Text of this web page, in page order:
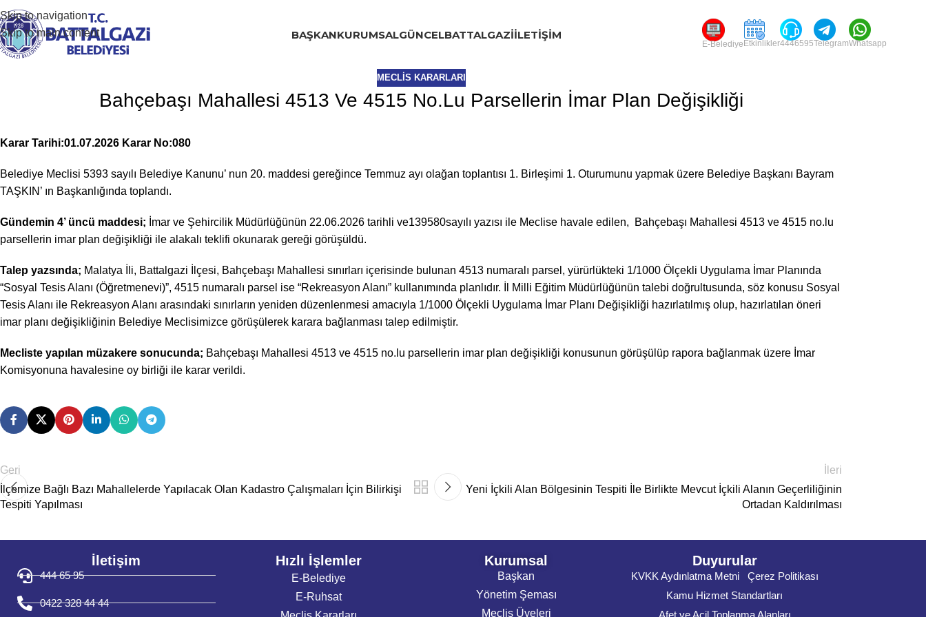
Skip to navigation
Skip to main content
BAŞKANKURUMSALGÜNCELBATTALGAZIİLETIŞIM
E-Belediye Etkinlikler4446595TelegramWhatsapp
MECLIS KARARLARI
Bahçebaşı Mahallesi 4513 Ve 4515 No.Lu Parsellerin İmar Plan Değişikliği
Karar Tarihi:01.07.2026 Karar No:080
Belediye Meclisi 5393 sayılı Belediye Kanunu’ nun 20. maddesi gereğince Temmuz ayı olağan toplantısı 1. Birleşimi 1. Oturumunu yapmak üzere Belediye Başkanı Bayram
TAŞKIN’ ın Başkanlığında toplandı.
Gündemin 4’ üncü maddesi; İmar ve Şehircilik Müdürlüğünün 22.06.2026 tarihli ve139580sayılı yazısı ile Meclise havale edilen, Bahçebaşı Mahallesi 4513 ve 4515 no.lu
parsellerin imar plan değişikliği ile alakalı teklifi okunarak gereği görüşüldü.
Talep yazsında; Malatya İli, Battalgazi İlçesi, Bahçebaşı Mahallesi sınırları içerisinde bulunan 4513 numaralı parsel, yürürlükteki 1/1000 Ölçekli Uygulama İmar Planında
“Sosyal Tesis Alanı (Öğretmenevi)”, 4515 numaralı parsel ise “Rekreasyon Alanı” kullanımında planlıdır. İl Milli Eğitim Müdürlüğünün talebi doğrultusunda, söz konusu Sosyal
Tesis Alanı ile Rekreasyon Alanı arasındaki sınırların yeniden düzenlenmesi amacıyla 1/1000 Ölçekli Uygulama İmar Planı Değişikliği hazırlatılmış olup, hazırlatılan öneri
imar planı değişikliğinin Belediye Meclisimizce görüşülerek karara bağlanması talep edilmiştir.
Mecliste yapılan müzakere sonucunda; Bahçebaşı Mahallesi 4513 ve 4515 no.lu parsellerin imar plan değişikliği konusunun görüşülüp rapora bağlanmak üzere İmar
Komisyonuna havalesine oy birliği ile karar verildi.
Geri
İlçemize Bağlı Bazı Mahallelerde Yapılacak Olan Kadastro Çalışmaları İçin Bilirkişi
Tespiti Yapılması
İleri
Yeni İçkili Alan Bölgesinin Tespiti İle Birlikte Mevcut İçkili Alanın Geçerliliğinin
Ortadan Kaldırılması
İletişim
444 65 95
0422 328 44 44
Hızlı İşlemler
E-Belediye
E-Ruhsat
Kurumsal
Başkan
Yönetim Şeması
Meclis Üyeleri
Duyurular
KVKK Aydınlatma Metni
Çerez Politikası
Kamu Hizmet Standartları
Afet ve Acil Toplanma Alanları